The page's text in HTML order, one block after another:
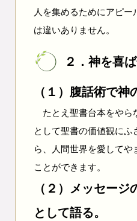
人を集めるためにアピ
は違いありません。
２．神を喜
（１）腹話術で神
たとえ聖書台本をやら
として聖書の価値観に
ら、人間世界を愛して
ことができます。
（２）メッセー
として語る。